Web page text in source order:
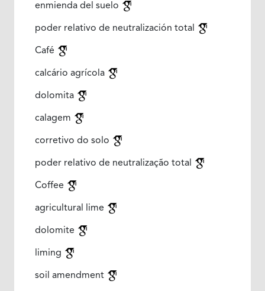
enmienda del suelo
poder relativo de neutralización total
Café
calcário agrícola
dolomita
calagem
corretivo do solo
poder relativo de neutralização total
Coffee
agricultural lime
dolomite
liming
soil amendment